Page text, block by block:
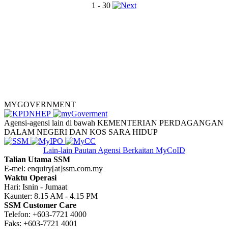
1 - 30
MYGOVERNMENT
Agensi-agensi lain di bawah KEMENTERIAN PERDAGANGAN
DALAM NEGERI DAN KOS SARA HIDUP
Lain-lain Pautan Agensi Berkaitan MyCoID
Talian Utama SSM
E-mel: enquiry[at]ssm.com.my
Waktu Operasi
Hari: Isnin - Jumaat
Kaunter: 8.15 AM - 4.15 PM
SSM Customer Care
Telefon: +603-7721 4000
Faks: +603-7721 4001